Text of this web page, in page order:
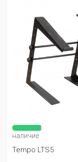
наличие
Tempo LTS5